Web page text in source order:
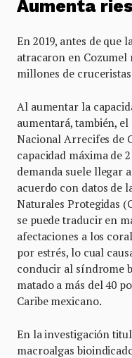
Aumenta
En 2019, antes de que
atracaron en Cozumel
millones de
Al aumentar la
aumentará, también,
Nacional Arrecifes de
capacidad máxima de
demanda suele llegar
acuerdo con datos de
Naturales Protegidas
se puede traducir en
afectaciones a los
por estrés, lo cual
conducir al síndrome
matado a más del 40
Caribe mexicano.
En la investigación
macroalgas